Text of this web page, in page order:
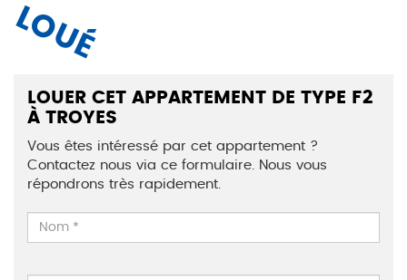
LOUÉ
LOUER CET APPARTEMENT DE TYPE F2
À TROYES
Vous êtes intéressé par cet appartement ?
Contactez nous via ce formulaire. Nous vous
répondrons très rapidement.